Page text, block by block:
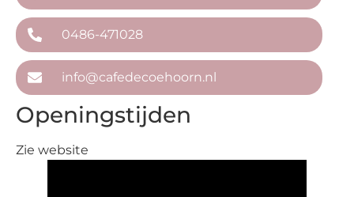
0486-471028
info@cafedecoehoorn.nl
Openingstijden
Zie website